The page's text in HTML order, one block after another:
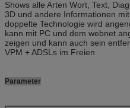
Shows alle Arten Wort, Text,
3D und andere Informationen
doppelte Technologie wird
kann mit PC und dem webnet
zeigen und kann auch sein
VPM + ADSLs im Freien
Parameter